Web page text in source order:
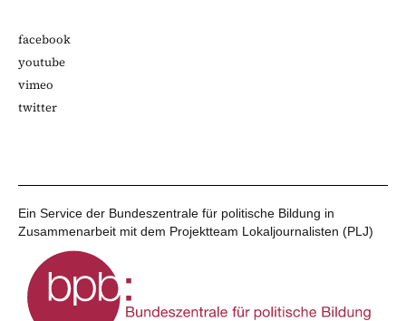
facebook
youtube
vimeo
twitter
Ein Service der Bundeszentrale für politische Bildung in
Zusammenarbeit mit dem Projektteam Lokaljournalisten (PLJ)